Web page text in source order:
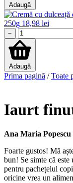
Adaugă
250g 18,98 lei
−
Adaugă
Prima pagină /Toate
Iaurt
Ana Maria Popescu
Foarte gustos! Mă
bun! Se simte că
pentru pachețelul
oricine vrea un